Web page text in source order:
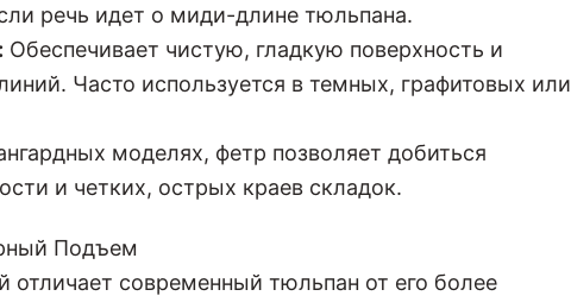
речь идет о миди-длине тюльпана.
Обеспечивает чистую, гладкую поверхность и
Часто используется в темных, графитовых или
моделях, фетр позволяет добиться
и четких, острых краев складок.
Подъем
отличает современный тюльпан от его более